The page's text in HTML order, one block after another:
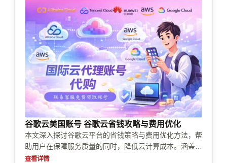
谷歌云美国账号 谷歌云省钱攻略与费用优化
本文深入探讨谷歌云平台的省钱策略与费用优化方法，帮
助用户在保障服务质量的同时，降低云计算成本。涵盖免
费资源利用、预算管理、预留实例、自动化优化工具等实
查看详情